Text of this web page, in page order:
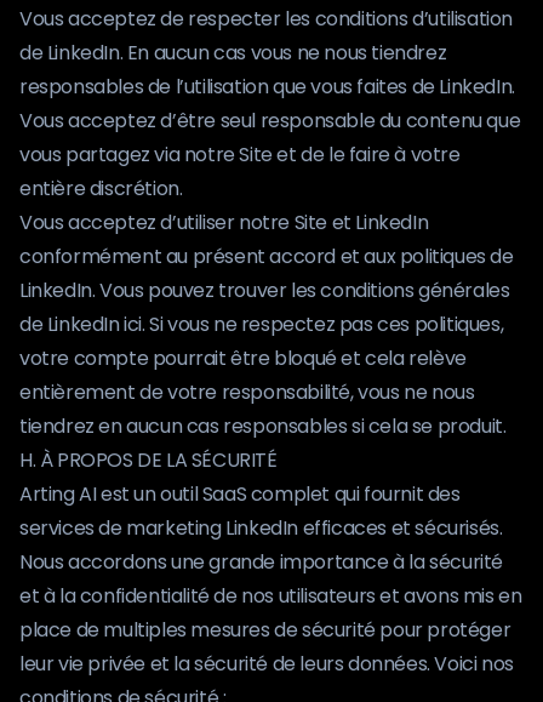
Vous acceptez de respecter les conditions d’utilisation
de LinkedIn. En aucun cas vous ne nous tiendrez
responsables de l’utilisation que vous faites de LinkedIn.
Vous acceptez d’être seul responsable du contenu que
vous partagez via notre Site et de le faire à votre
entière discrétion.
Vous acceptez d’utiliser notre Site et LinkedIn
conformément au présent accord et aux politiques de
LinkedIn. Vous pouvez trouver les conditions générales
de LinkedIn ici. Si vous ne respectez pas ces politiques,
votre compte pourrait être bloqué et cela relève
entièrement de votre responsabilité, vous ne nous
tiendrez en aucun cas responsables si cela se produit.
H. À PROPOS DE LA SÉCURITÉ
Arting AI est un outil SaaS complet qui fournit des
services de marketing LinkedIn efficaces et sécurisés.
Nous accordons une grande importance à la sécurité
et à la confidentialité de nos utilisateurs et avons mis en
place de multiples mesures de sécurité pour protéger
leur vie privée et la sécurité de leurs données. Voici nos